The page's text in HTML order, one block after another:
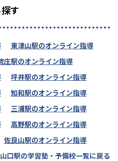
す
東津山駅のオンライン指導
庄駅のオンライン指導
坪井駅のオンライン指導
知和駅のオンライン指導
三浦駅のオンライン指導
高野駅のオンライン指導
佐良山駅のオンライン指導
口駅の学習塾・予備校一覧に戻る